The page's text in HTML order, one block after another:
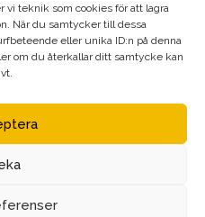
vi teknik som cookies för att lagra
När du samtycker till dessa
eller unika ID:n på denna
om du återkallar ditt samtycke kan
Incorporated AB